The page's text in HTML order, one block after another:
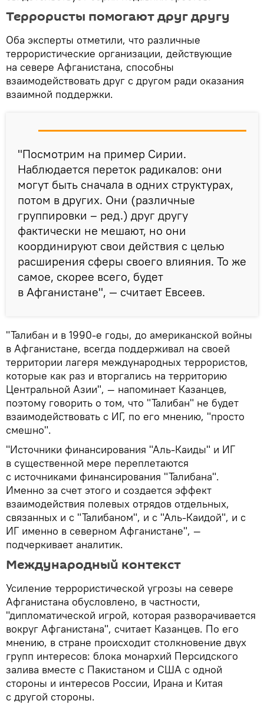
Террористы помогают друг другу
Оба эксперты отметили, что различные
террористические организации, действующие
на севере Афганистана, способны
взаимодействовать друг с другом ради оказания
взаимной поддержки.
"Посмотрим на пример Сирии.
Наблюдается переток радикалов: они
могут быть сначала в одних структурах,
потом в других. Они (различные
группировки – ред.) друг другу
фактически не мешают, но они
координируют свои действия с целью
расширения сферы своего влияния. То же
самое, скорее всего, будет
в Афганистане", — считает Евсеев.
"Талибан и в 1990-е годы, до американской войны
в Афганистане, всегда поддерживал на своей
территории лагеря международных террористов,
которые как раз и вторгались на территорию
Центральной Азии", — напоминает Казанцев,
поэтому говорить о том, что "Талибан" не будет
взаимодействовать с ИГ, по его мнению, "просто
смешно".
"Источники финансирования "Аль-Каиды" и ИГ
в существенной мере переплетаются
с источниками финансирования "Талибана".
Именно за счет этого и создается эффект
взаимодействия полевых отрядов отдельных,
связанных и с "Талибаном", и с "Аль-Каидой", и с
ИГ именно в северном Афганистане", —
подчеркивает аналитик.
Международный контекст
Усиление террористической угрозы на севере
Афганистана обусловлено, в частности,
"дипломатической игрой, которая разворачивается
вокруг Афганистана", считает Казанцев. По его
мнению, в стране происходит столкновение двух
групп интересов: блока монархий Персидского
залива вместе с Пакистаном и США с одной
стороны и интересов России, Ирана и Китая
с другой стороны.